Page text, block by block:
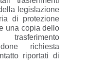
legislazione
di protezione
una copia dello
richiesta
riportati di